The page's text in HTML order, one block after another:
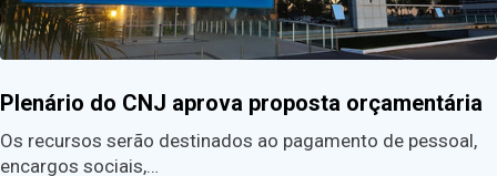
Plenário do CNJ aprova proposta orçamentária
Os recursos serão destinados ao pagamento de pessoal,
encargos sociais,…